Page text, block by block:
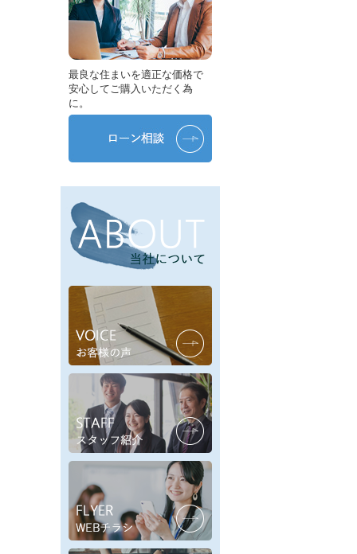
最良な住まいを適正な価格で
安心してご購入いただく為
に。